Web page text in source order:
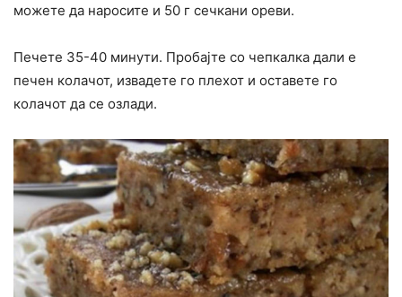
можете да наросите и 50 г сечкани ореви.
Печете 35-40 минути. Пробајте со чепкалка дали е
печен колачот, извадете го плехот и оставете го
колачот да се озлади.